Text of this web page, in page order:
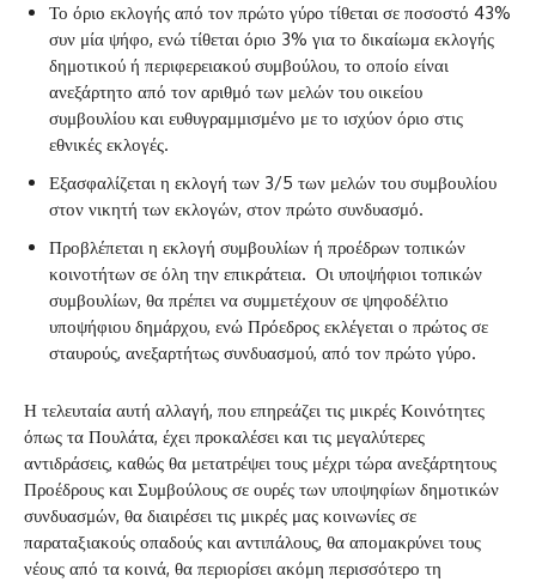
Το όριο εκλογής από τον πρώτο γύρο τίθεται σε ποσοστό 43%
συν μία ψήφο, ενώ τίθεται όριο 3% για το δικαίωμα εκλογής
δημοτικού ή περιφερειακού συμβούλου, το οποίο είναι
ανεξάρτητο από τον αριθμό των μελών του οικείου
συμβουλίου και ευθυγραμμισμένο με το ισχύον όριο στις
εθνικές εκλογές.
Εξασφαλίζεται η εκλογή των 3/5 των μελών του συμβουλίου
στον νικητή των εκλογών, στον πρώτο συνδυασμό.
Προβλέπεται η εκλογή συμβουλίων ή προέδρων τοπικών
κοινοτήτων σε όλη την επικράτεια. Οι υποψήφιοι τοπικών
συμβουλίων, θα πρέπει να συμμετέχουν σε ψηφοδέλτιο
υποψήφιου δημάρχου, ενώ Πρόεδρος εκλέγεται ο πρώτος σε
σταυρούς, ανεξαρτήτως συνδυασμού, από τον πρώτο γύρο.
Η τελευταία αυτή αλλαγή, που επηρεάζει τις μικρές Κοινότητες
όπως τα Πουλάτα, έχει προκαλέσει και τις μεγαλύτερες
αντιδράσεις, καθώς θα μετατρέψει τους μέχρι τώρα ανεξάρτητους
Προέδρους και Συμβούλους σε ουρές των υποψηφίων δημοτικών
συνδυασμών, θα διαιρέσει τις μικρές μας κοινωνίες σε
παραταξιακούς οπαδούς και αντιπάλους, θα απομακρύνει τους
νέους από τα κοινά, θα περιορίσει ακόμη περισσότερο τη